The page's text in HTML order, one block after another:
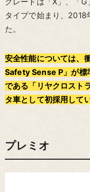
タイプで始まり、2018
た。
安全性能については、
Safety Sense P」が標
である「リヤクロスト
タ車として初採用して
プレミオ